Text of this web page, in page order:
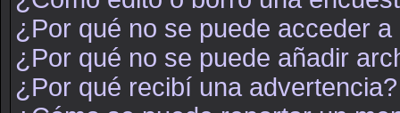
¿Por qué no se puede acceder a
¿Por qué no se puede añadir
¿Por qué recibí una advertencia?